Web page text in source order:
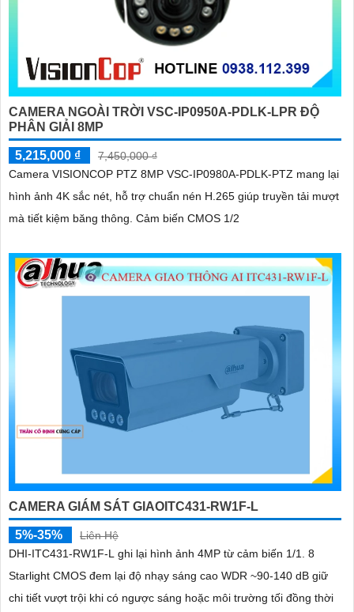
CAMERA NGOÀI TRỜI VSC-IP0950A-PDLK-LPR ĐỘ
PHÂN GIẢI 8MP
5,215,000 ₫
7,450,000 ₫
Camera VISIONCOP PTZ 8MP VSC-IP0980A-PDLK-PTZ mang lại
hình ảnh 4K sắc nét, hỗ trợ chuẩn nén H.265 giúp truyền tải mượt
mà tiết kiệm băng thông. Cảm biến CMOS 1/2
CAMERA GIÁM SÁT GIAOITC431-RW1F-L
5%-35%
Liên Hệ
DHI-ITC431-RW1F-L ghi lại hình ảnh 4MP từ cảm biến 1/1. 8
Starlight CMOS đem lại độ nhạy sáng cao WDR ~90-140 dB giữ
chi tiết vượt trội khi có ngược sáng hoặc môi trường tối đồng thời